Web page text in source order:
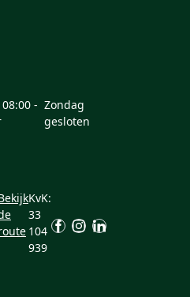
- Zondag
gesloten
KvK:
33
104
939